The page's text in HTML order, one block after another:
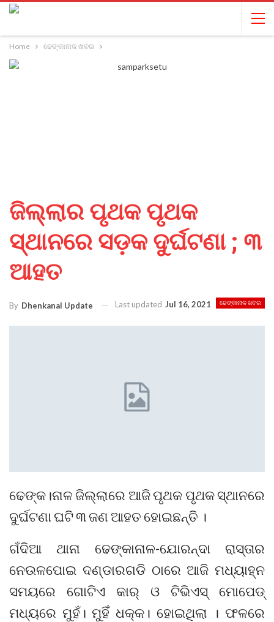
Home ଢେଙ୍କାନାଳ ଖବର
ଜିଲ୍ଲାର ପୃଥକ ପୃଥକ
ସ୍ଥାନରେ ସଡ଼କ ଦୁର୍ଘଟଣା ; ୩
ଆହତ
ଢେଙ୍କାନାଳ ଖବର
By Dhenkanal Update Last updated Jul 16, 2021
ଢେଙ୍କ।ନାଳ ଜିଲ୍ଲାରେ ଆଜି ପୃଥକ ପୃଥକ ସ୍ଥାନରେ
ଦୁର୍ଘଟଣା ଘଟି ୩ ଜଣ ଆହତ ହୋଇଛନ୍ତି ।
ଗଁଦିଆ ଥାନା ଢେଙ୍କାନାଳ-ଯୋରନ୍ଦା ରାସ୍ତାର
ନେଉଳପୋଇ ଦଣ୍ଡାରଗଡି ଠାରେ ଆଜି ମଧ୍ୟାହ୍ନ
ସମୟରେ ଗୋଟିଏ କାର୍ ଓ ଟିଭିଏସ୍ ମୋପେଡ୍
ମଧ୍ୟରେ ମୁହଁ। ମୁହିଁ ଧକ୍କ। ହୋଇଥିଲା । ଫଳରେ